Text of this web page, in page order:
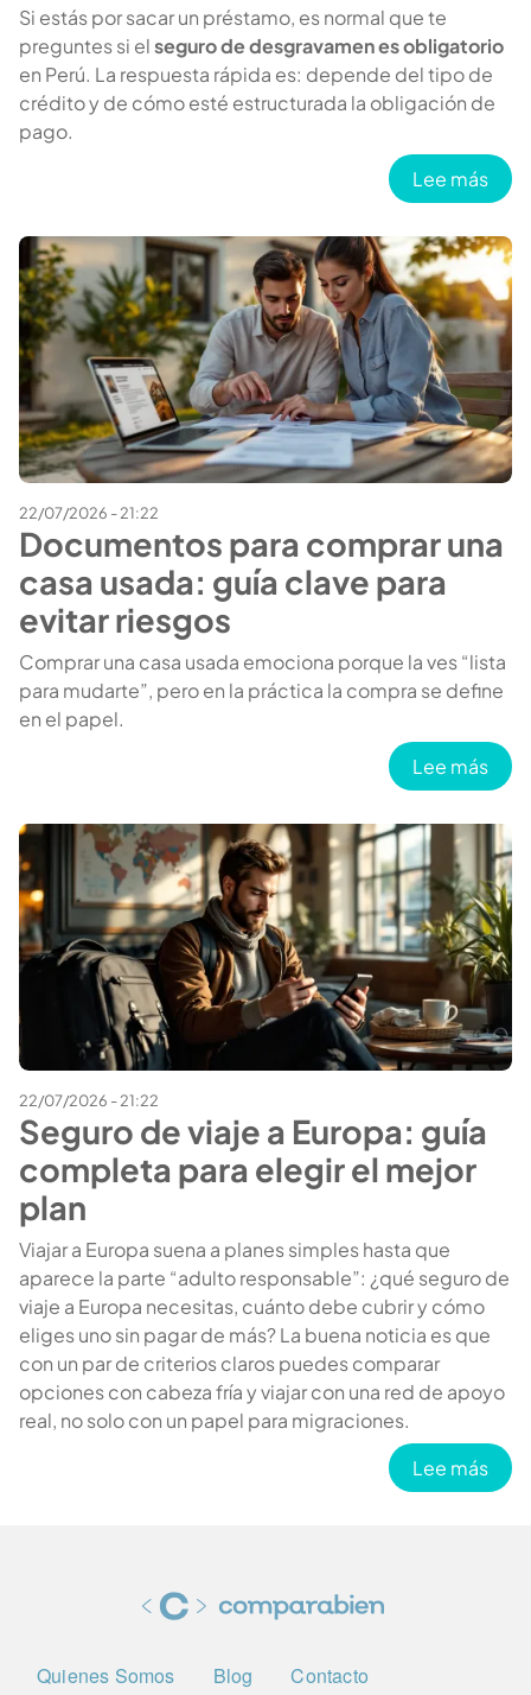
Si estás por sacar un préstamo, es normal que te
preguntes si elseguro de desgravamen es obligatorio
en Perú. La respuesta rápida es: depende del tipo de
crédito y de cómo esté estructurada la obligación de
pago.
Lee más
22/07/2026 - 21:22
Documentos para comprar una
casa usada: guía clave para
evitar riesgos
Comprar una casa usada emociona porque la ves “lista
para mudarte”, pero en la práctica la compra se define
en el papel.
Lee más
22/07/2026 - 21:22
Seguro de viaje a Europa: guía
completa para elegir el mejor
plan
Viajar a Europa suena a planes simples hasta que
aparece la parte “adulto responsable”: ¿qué seguro de
viaje a Europa necesitas, cuánto debe cubrir y cómo
eliges uno sin pagar de más? La buena noticia es que
con un par de criterios claros puedes comparar
opciones con cabeza fría y viajar con una red de apoyo
real, no solo con un papel para migraciones.
Lee más
Quienes Somos Blog Contacto